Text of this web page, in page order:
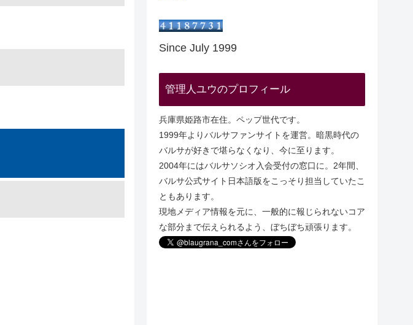
Since July 1999
管理人ユウのプロフィール
兵庫県姫路市在住。ペップ世代です。
1999年よりバルサファンサイトを運営。暗黒時代の
バルサが好きで堪らなくなり、今に至ります。
2004年にはバルサソシオ入会受付の窓口に。2年間、
バルサ公式サイト日本語版をこっそり担当していたこ
ともあります。
現地メディア情報を元に、一般的に報じられないコア
な部分まで伝えられるよう、ぼちぼち頑張ります。